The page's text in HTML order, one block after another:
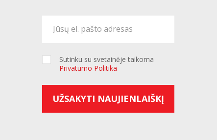
Sutinku su svetainėje taikoma
Privatumo Politika
UŽSAKYTI NAUJIENLAIŠKĮ